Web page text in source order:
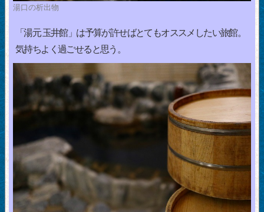
湯口の析出物
「湯元 玉井館」は予算が許せばとてもオススメしたい旅館。
気持ちよく過ごせると思う。